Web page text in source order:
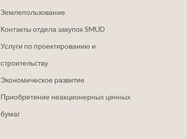
Землепользование
Контакты отдела закупок SMUD
Услуги по проектированию и
строительству
Экономическое развитие
Приобретение неакционерных ценных
бумаг